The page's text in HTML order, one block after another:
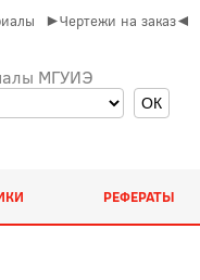
►Чертежи на заказ◄
МГУИЭ
РЕФЕРАТЫ